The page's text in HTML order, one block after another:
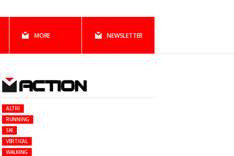
MORE NEWSLETTER
ACTION
ALTRI
RUNNING
SKI
VERTICAL
WALKING